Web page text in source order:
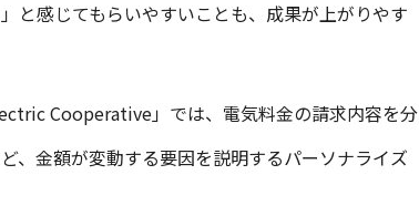
と感じてもらいやすいことも、成果が上がりやす
Cooperative」では、電気料金の請求内容を分
、金額が変動する要因を説明するパーソナライズ